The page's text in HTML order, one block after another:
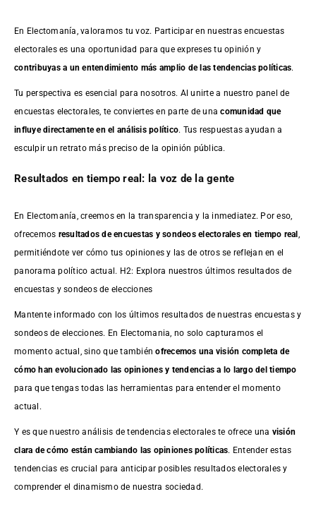
En Electomanía, valoramos tu voz. Participar en nuestras encuestas
electorales es una oportunidad para que expreses tu opinión y
contribuyas a un entendimiento más amplio de las tendencias políticas.
Tu perspectiva es esencial para nosotros. Al unirte a nuestro panel de
encuestas electorales, te conviertes en parte de unacomunidad que
influye directamente en el análisis político. Tus respuestas ayudan a
esculpir un retrato más preciso de la opinión pública.
Resultados en tiempo real: la voz de la gente
En Electomanía, creemos en la transparencia y la inmediatez. Por eso,
ofrecemos resultados deencuestas y sondeos electorales en tiempo real
permitiéndote ver cómo tus opiniones y las de otros se reflejan en el
panorama político actual. H2: Explora nuestros últimos resultados de
encuestas y sondeos de elecciones
Mantente informado con los últimos resultados de nuestras encuestasy
sondeos de elecciones. En Electomania, no solo capturamos el
momento actual, sino que tambiénofrecemos una visión completa de
cómo han evolucionado las opiniones y tendencias a lo largo del tiempo
para que tengas todas las herramientas para entender el momento
actual.
Y es que nuestro análisis de tendencias electorales te ofrece una visión
clara de cómo están cambiando las opiniones políticas. Entender estas
tendencias es crucial para anticipar posibles resultados electorales y
comprender el dinamismo de nuestra sociedad.